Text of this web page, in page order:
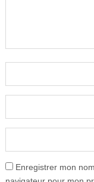
Enregistrer mon